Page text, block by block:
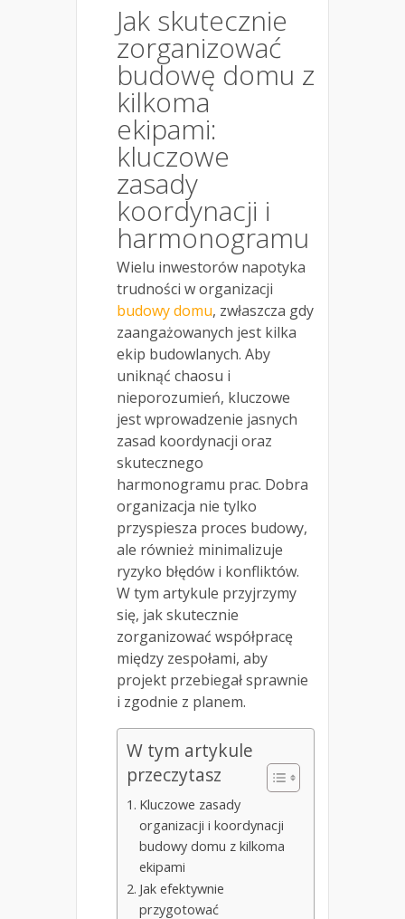
Jak skutecznie
zorganizować
budowę domu z
kilkoma
ekipami:
kluczowe
zasady
koordynacji i
harmonogramu
Wielu inwestorów napotyka
trudności w organizacji
budowy domu, zwłaszcza gdy
zaangażowanych jest kilka
ekip budowlanych. Aby
uniknąć chaosu i
nieporozumień, kluczowe
jest wprowadzenie jasnych
zasad koordynacji oraz
skutecznego
harmonogramu prac. Dobra
organizacja nie tylko
przyspiesza proces budowy,
ale również minimalizuje
ryzyko błędów i konfliktów.
W tym artykule przyjrzymy
się, jak skutecznie
zorganizować współpracę
między zespołami, aby
projekt przebiegał sprawnie
i zgodnie z planem.
W tym artykule
przeczytasz
Kluczowe zasady
organizacji i koordynacji
budowy domu z kilkoma
ekipami
Jak efektywnie
przygotować